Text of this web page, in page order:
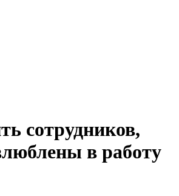
сотрудников,
в работу